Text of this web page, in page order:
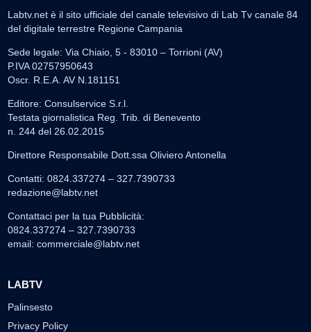
Labtv.net è il sito ufficiale del canale televisivo di Lab Tv canale 84
del digitale terrestre Regione Campania
Sede legale: Via Chiaio, 5 - 83010 – Torrioni (AV)
P.IVA 02757950643
Oscr. R.E.A. AV N.181151
Editore: Consulservice S.r.l.
Testata giornalistica Reg. Trib. di Benevento
n. 244 del 26.02.2015
Direttore Responsabile Dott.ssa Oliviero Antonella
Contatti: 0824.337274 – 327.7390733
redazione@labtv.net
Contattaci per la tua Pubblicità:
0824.337274 – 327.7390733
email: commerciale@labtv.net
LABTV
Palinsesto
Privacy Policy